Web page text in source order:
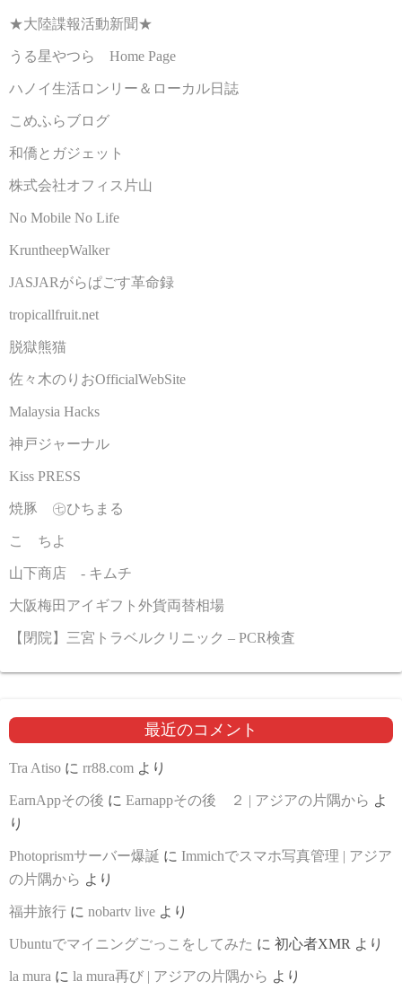
★大陸諜報活動新聞★
うる星やつら Home Page
ハノイ生活ロンリー＆ローカル日誌
こめふらブログ
和僑とガジェット
株式会社オフィス片山
No Mobile No Life
KruntheepWalker
JASJARがらぱごす革命録
tropicallfruit.net
脱獄熊猫
佐々木のりおOfficialWebSite
Malaysia Hacks
神戸ジャーナル
Kiss PRESS
焼豚 ㊆ひちまる
こゝちよ
山下商店 - キムチ
大阪梅田アイギフト外貨両替相場
【閉院】三宮トラベルクリニック – PCR検査
最近のコメント
Tra Atiso に rr88.com より
EarnAppその後 に Earnappその後 ２ | アジアの片隅から よ
り
Photoprismサーバー爆誕 に Immichでスマホ写真管理 | アジア
の片隅から より
福井旅行 に nobartv live より
Ubuntuでマイニングごっこをしてみた に 初心者XMR より
la mura に la mura再び | アジアの片隅から より